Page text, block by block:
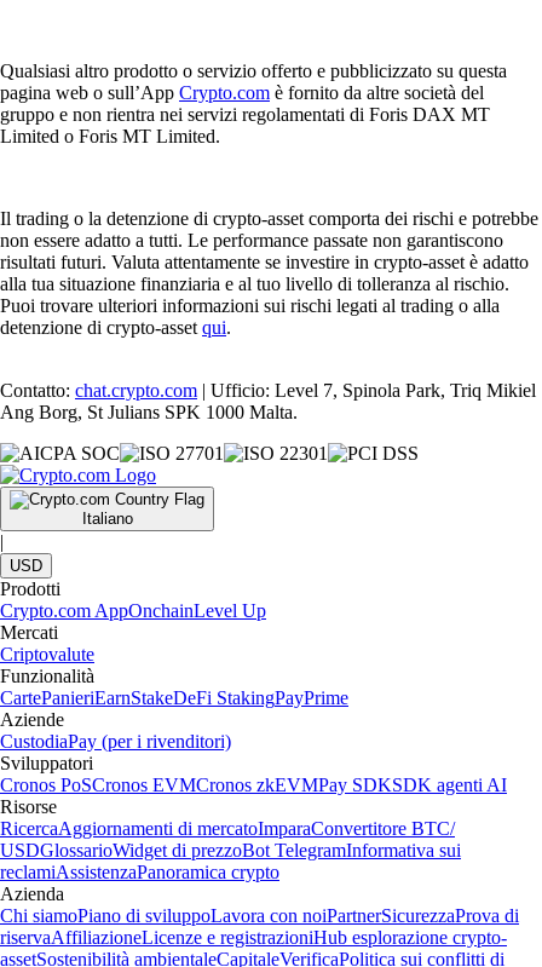
Qualsiasi altro prodotto o servizio offerto e pubblicizzato su questa
pagina web o sull’App Crypto.com è fornito da altre società del
gruppo e non rientra nei servizi regolamentati di Foris DAX MT
Limited o Foris MT Limited.
Il trading o la detenzione di crypto-asset comporta dei rischi e potrebbe
non essere adatto a tutti. Le performance passate non garantiscono
risultati futuri. Valuta attentamente se investire in crypto-asset è adatto
alla tua situazione finanziaria e al tuo livello di tolleranza al rischio.
Puoi trovare ulteriori informazioni sui rischi legati al trading o alla
detenzione di crypto-asset qui.
Contatto: chat.crypto.com | Ufficio: Level 7, Spinola Park, Triq Mikiel
Ang Borg, St Julians SPK 1000 Malta.
Italiano
|
USD
Prodotti
Crypto.com AppOnchainLevel Up
Mercati
Criptovalute
Funzionalità
CartePanieriEarnStakeDeFi StakingPayPrime
Aziende
CustodiaPay (per i rivenditori)
Sviluppatori
Cronos PoSCronos EVMCronos zkEVMPay SDKSDK agenti AI
Risorse
RicercaAggiornamenti di mercatoImparaConvertitore BTC/
USDGlossarioWidget di prezzoBot TelegramInformativa sui
reclamiAssistenzaPanoramica crypto
Azienda
Chi siamoPiano di sviluppoLavora con noiPartnerSicurezzaProva di
riservaAffiliazioneLicenze e registrazioniHub esplorazione crypto-
assetSostenibilità ambientaleCapitaleVerificaPolitica sui conflitti di